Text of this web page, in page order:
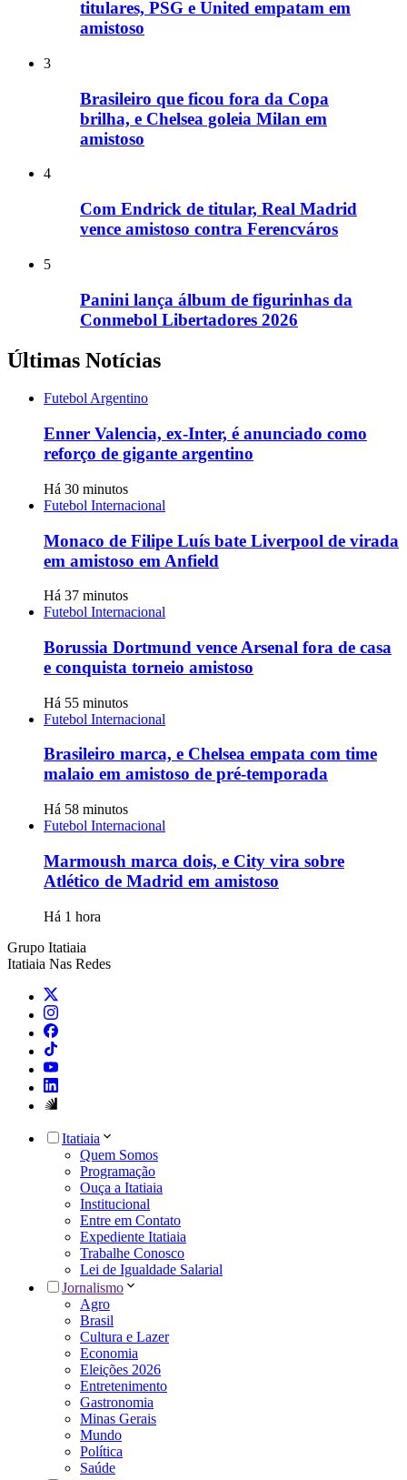
titulares, PSG e United empatam em
amistoso
3
Brasileiro que ficou fora da Copa
brilha, e Chelsea goleia Milan em
amistoso
4
Com Endrick de titular, Real Madrid
vence amistoso contra Ferencváros
5
Panini lança álbum de figurinhas da
Conmebol Libertadores 2026
Últimas Notícias
Futebol Argentino
Enner Valencia, ex-Inter, é anunciado como
reforço de gigante argentino
Há 30 minutos
Futebol Internacional
Monaco de Filipe Luís bate Liverpool de virada
em amistoso em Anfield
Há 37 minutos
Futebol Internacional
Borussia Dortmund vence Arsenal fora de casa
e conquista torneio amistoso
Há 55 minutos
Futebol Internacional
Brasileiro marca, e Chelsea empata com time
malaio em amistoso de pré-temporada
Há 58 minutos
Futebol Internacional
Marmoush marca dois, e City vira sobre
Atlético de Madrid em amistoso
Há 1 hora
Grupo Itatiaia
Itatiaia Nas Redes
Itatiaia
Quem Somos
Programação
Ouça a Itatiaia
Institucional
Entre em Contato
Expediente Itatiaia
Trabalhe Conosco
Lei de Igualdade Salarial
Jornalismo
Agro
Brasil
Cultura e Lazer
Economia
Eleições 2026
Entretenimento
Gastronomia
Minas Gerais
Mundo
Política
Saúde